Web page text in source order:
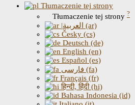
Tłumaczenie tej strony
Tłumaczenie tej strony ?
|العربية (ar)
Česky (cs)
Deutsch (de)
English (en)
Español (es)
فارسی (fa)
Français (fr)
हिन्दी, हिंदी (hi)
Bahasa Indonesia (id)